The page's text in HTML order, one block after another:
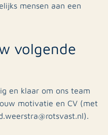
mensen aan een
volgende
en klaar om ons team
motivatie en CV (met